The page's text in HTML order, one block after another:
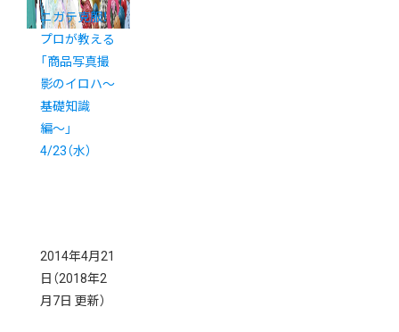
ニガテ克服！
プロが教える
「商品写真撮
影のイロハ〜
基礎知識
編〜」
4/23（水）
2014年4月21
日 （2018年2
月7日 更新）